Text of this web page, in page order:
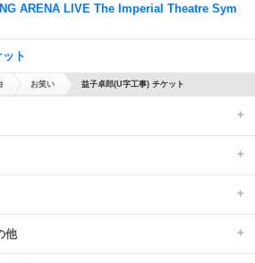
ARENA LIVE The Imperial Theatre Sym
ト
お笑い 益子卓郎(U字工事) チケット
他